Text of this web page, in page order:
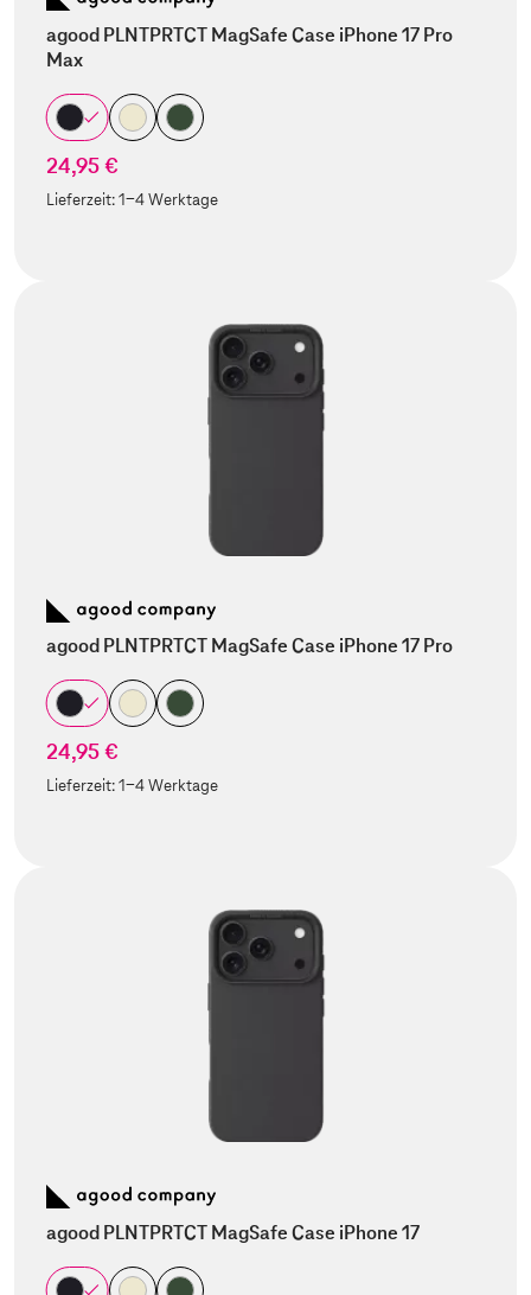
agood PLNTPRTCT MagSafe Case iPhone 17 Pro
Max
24,95 €
Lieferzeit:1-4 Werktage
agood PLNTPRTCT MagSafe Case iPhone 17 Pro
24,95 €
Lieferzeit:1-4 Werktage
agood PLNTPRTCT MagSafe Case iPhone 17